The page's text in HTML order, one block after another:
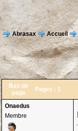
Abrasax Accueil
Bas de
page
Pages : 1
Onaedus
Membre